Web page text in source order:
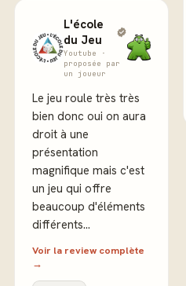
L'école
du Jeu
Youtube ·
proposée par
un joueur
Le jeu roule très très
bien donc oui on aura
droit à une
présentation
magnifique mais c'est
un jeu qui offre
beaucoup d'éléments
différents...
Voir la review complète
→